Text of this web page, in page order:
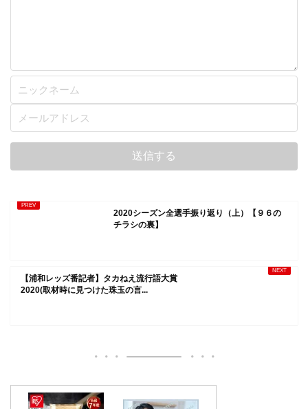
2020シーズン全選手振り返り（上）【９６の
チラシの裏】
【浦和レッズ番記者】タカねえ流行語大賞
2020(取材時に見つけた珠玉の言...